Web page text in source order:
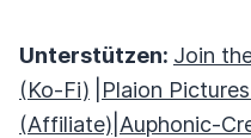
Unterstützen: Join
(Ko-Fi)
Plaion
(Affiliate) Auphonic-